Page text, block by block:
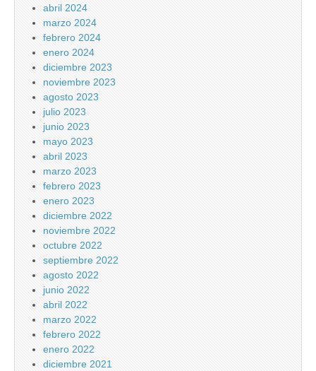
abril 2024
marzo 2024
febrero 2024
enero 2024
diciembre 2023
noviembre 2023
agosto 2023
julio 2023
junio 2023
mayo 2023
abril 2023
marzo 2023
febrero 2023
enero 2023
diciembre 2022
noviembre 2022
octubre 2022
septiembre 2022
agosto 2022
junio 2022
abril 2022
marzo 2022
febrero 2022
enero 2022
diciembre 2021